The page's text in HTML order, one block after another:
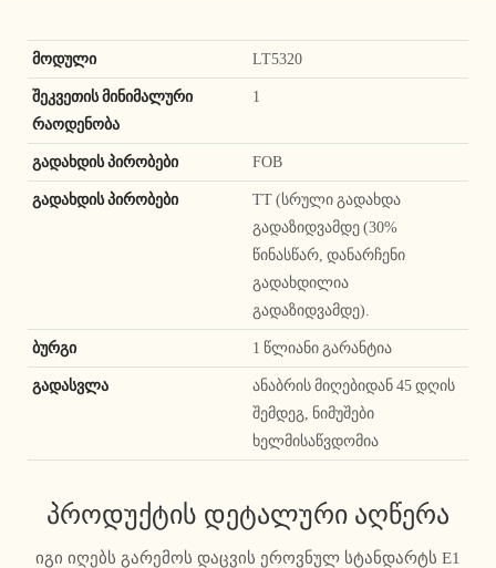
მოდული LT5320
შეკვეთის მინიმალური
რაოდენობა
1
გადახდის პირობები FOB
გადახდის პირობები
TT (სრული გადახდა
გადაზიდვამდე (30%
წინასწარ, დანარჩენი
გადახდილია
გადაზიდვამდე).
ბურგი 1 წლიანი გარანტია
გადასვლა
ანაბრის მიღებიდან 45 დღის
შემდეგ, ნიმუშები
ხელმისაწვდომია
პროდუქტის დეტალური აღწერა
იგი იღებს გარემოს დაცვის ეროვნულ სტანდარტს E1